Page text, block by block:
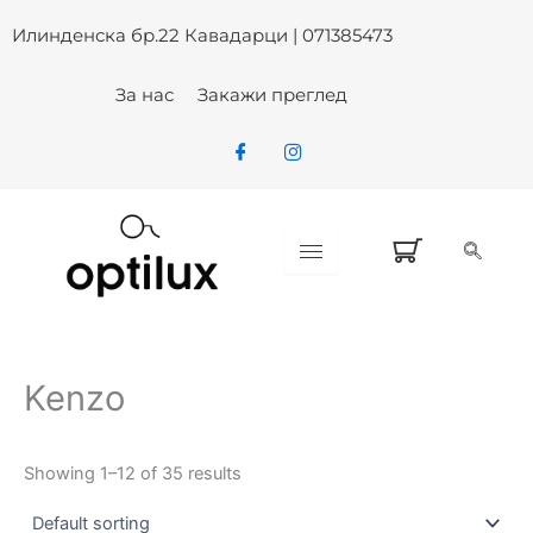
toИлинденска бр.22 Кавадарци | 071385473
За нас Закажи преглед
Kenzo
Showing 1–12 of 35 results